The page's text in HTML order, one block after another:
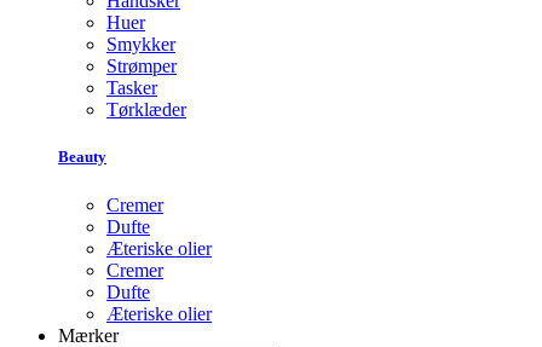
Huer
Smykker
Strømper
Tasker
Tørklæder
Beauty
Cremer
Dufte
Æteriske olier
Cremer
Dufte
Æteriske olier
Mærker